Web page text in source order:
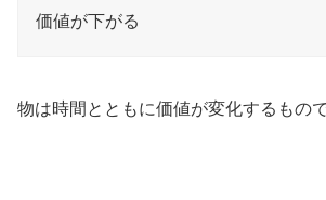
価値が下がる
物は時間とともに価値が変化するもので